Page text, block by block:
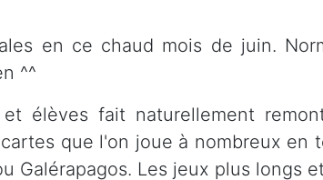
en ce chaud mois de juin.
^^
élèves fait naturellement
que l'on joue à nombreux en
Galérapagos. Les jeux plus longs